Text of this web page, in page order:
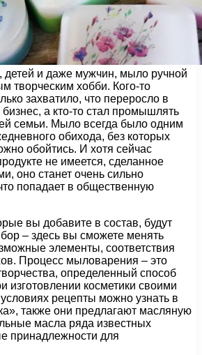
и даже мужчин, мыло ручной
творческим хобби. Кого-то
захватило, что переросло в
а кто-то стал промышлять
семьи. Мыло всегда было одним
обихода, без которых
обойтись. И хотя сейчас
не имеется, сделанное
оно станет очень сильно
попадает в общественную
вы добавите в состав, будут
– здесь вы сможете менять
элементы, соответствия
Процесс мыловарения – это
определенный способ
косметики своими
рецепты можно узнать в
также они предлагают масляную
масла ряда известных
принадлежности для